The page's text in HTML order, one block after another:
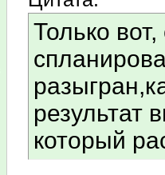
Только
результат
который